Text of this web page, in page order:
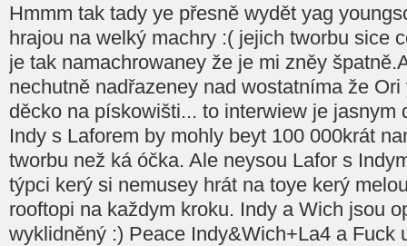
Hmmm tak tady ye přesně wydět yag
hrajou na welký machry :( jejich tworbu sice
je tak namachrowaney že je mi zněy
nechutně nadřazeney nad wostatníma že
děcko na pískowišti... to interwiew je jasnym
Indy s Laforem by mohly beyt 100 000krát
tworbu než ká óčka. Ale neysou Lafor s
týpci kerý si nemusey hrát na toye kerý
rooftopi na každym kroku. Indy a Wich jsou
wyklidněný :) Peace Indy&Wich+La4 a Fuck